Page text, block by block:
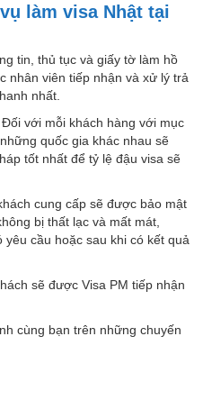
làm visa Nhật tại
tin, thủ tục và giấy tờ làm hồ
nhân viên tiếp nhận và xử lý trả
nhất.
với mỗi khách hàng với mục
quốc gia khác nhau sẽ
tốt nhất để tỷ lệ đậu visa sẽ
cung cấp sẽ được bảo mật
bị thất lạc và mất mát,
cầu hoặc sau khi có kết quả
sẽ được Visa PM tiếp nhận
cùng bạn trên những chuyến